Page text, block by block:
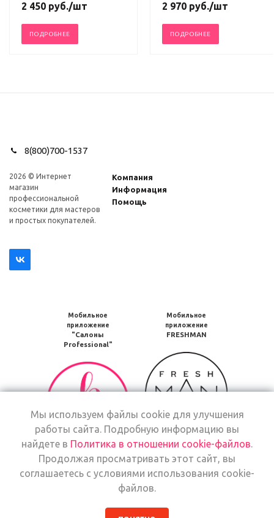
2 450 руб./шт
ПОДРОБНЕЕ
2 970 руб./шт
ПОДРОБНЕЕ
8(800)700-1537
2026 © Интернет
магазин
профеcсиональной
косметики для мастеров
и простых покупателей.
Компания
Информация
Помощь
Мобильное
приложение
"Салоны
Professional"
Мобильное
приложение
Салоны
загрузить
в
Google
Мобильное
приложение
загрузить
приложение
Мобильное
приложение
FRESHMAN
Мобильное
приложение
FRESHMAN
Play
Мобильное
приложение
Freshman
Мы используем файлы cookie для улучшения
работы сайта. Подробную информацию вы
найдете в Политика в отношении cookie-файлов.
Продолжая просматривать этот сайт, вы
соглашаетесь с условиями использования cookie-
файлов.